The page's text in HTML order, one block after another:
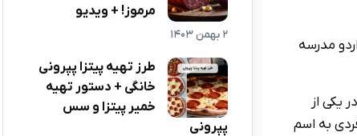
مدرسه
بار در سال 1860 لوسین اولیویه در یکی از
به اسم
مرموز! + ویدیو
2 بهمن 1403
طرز تهیه پیتزا پپرونی
خانگی + دستور تهیه
خمیر پیتزا و سس
پپرونی